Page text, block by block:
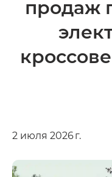
продаж
2 июля 2026 г.